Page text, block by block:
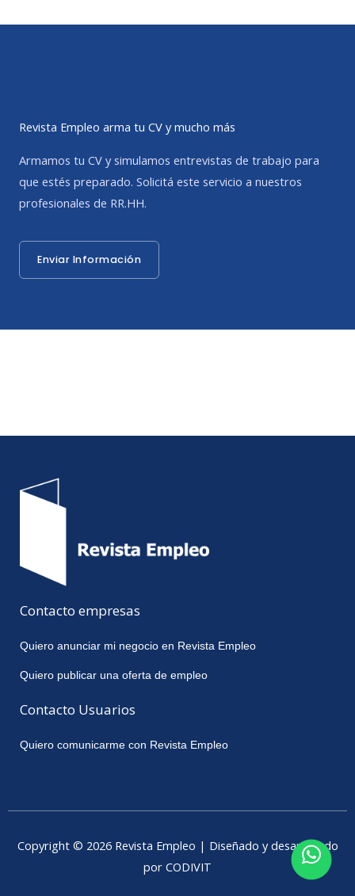
Revista Empleo arma tu CV y mucho más
Armamos tu CV y simulamos entrevistas de trabajo para
que estés preparado. Solicitá este servicio a nuestros
profesionales de RR.HH.
Enviar Información
Contacto empresas
Quiero anunciar mi negocio en Revista Empleo
Quiero publicar una oferta de empleo
Contacto Usuarios
Quiero comunicarme con Revista Empleo
Copyright © 2026 Revista Empleo | Diseñado y desarrollado
por CODIVIT